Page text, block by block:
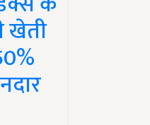
खेती